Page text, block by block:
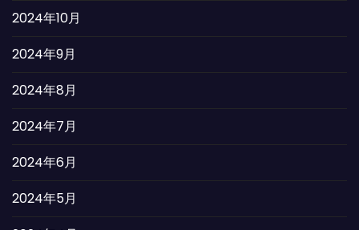
2024年10月
2024年9月
2024年8月
2024年7月
2024年6月
2024年5月